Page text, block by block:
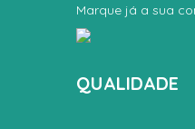
Marque já a sua
QUALIDADE